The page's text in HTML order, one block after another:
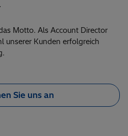
Motto. Als Account Director
unserer Kunden erfolgreich
Sie uns an